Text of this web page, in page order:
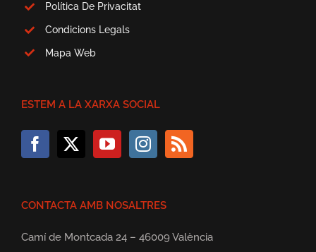
Política De Privacitat
Condicions Legals
Mapa Web
ESTEM A LA XARXA SOCIAL
CONTACTA AMB NOSALTRES
Camí de Montcada 24 – 46009 València